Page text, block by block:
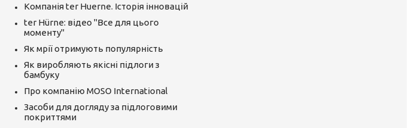
Компанія ter Huerne. Історія інновацій
ter Hürne: відео "Все для цього
моменту"
Як мрії отримують популярність
Як виробляють якісні підлоги з
бамбуку
Про компанію MOSO International
Засоби для догляду за підлоговими
покриттями